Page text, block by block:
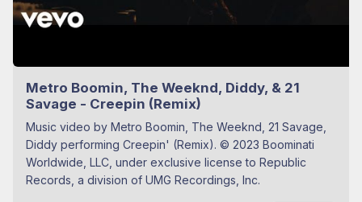
Metro Boomin, The Weeknd, Diddy, & 21
Savage - Creepin (Remix)
Music video by Metro Boomin, The Weeknd, 21 Savage,
Diddy performing Creepin' (Remix). © 2023 Boominati
Worldwide, LLC, under exclusive license to Republic
Records, a division of UMG Recordings, Inc.